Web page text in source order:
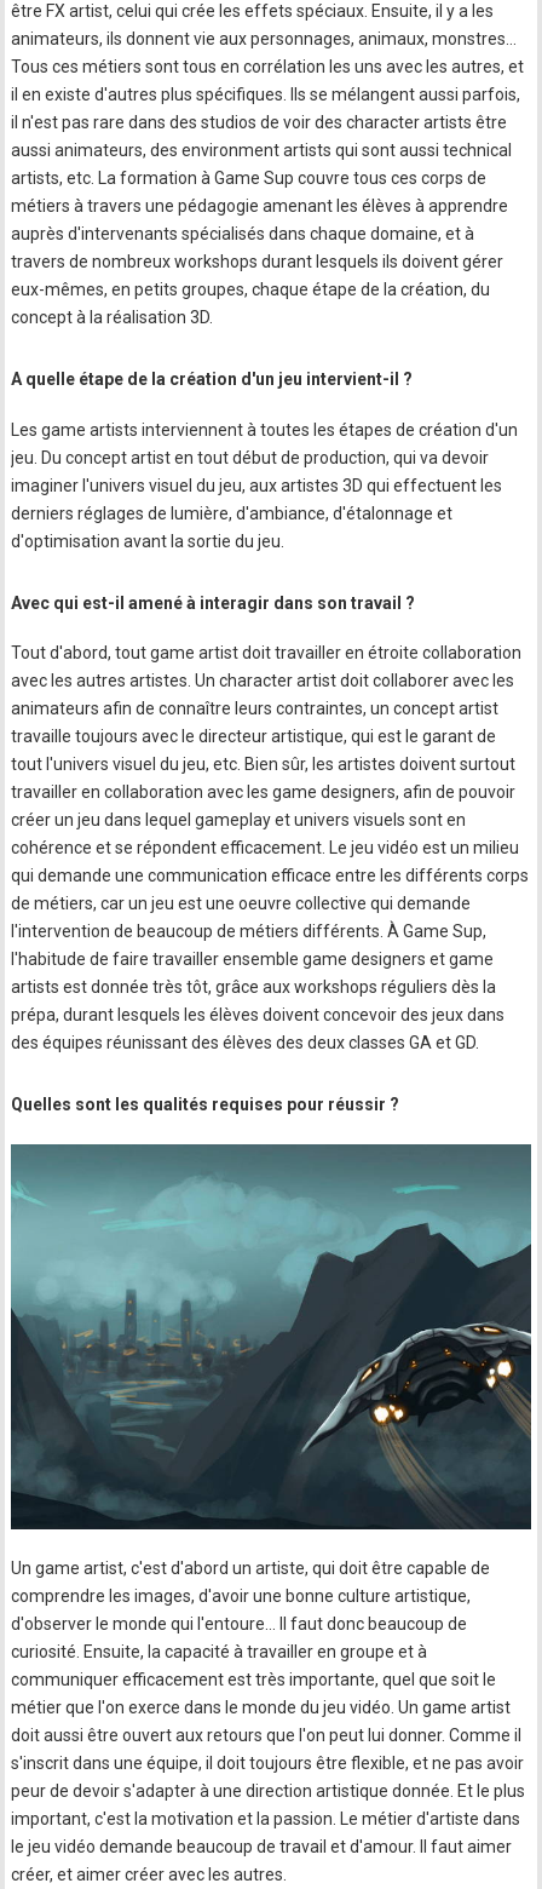
être FX artist, celui qui crée les effets spéciaux. Ensuite, il y a les
animateurs, ils donnent vie aux personnages, animaux, monstres…
Tous ces métiers sont tous en corrélation les uns avec les autres, et
il en existe d'autres plus spécifiques. Ils se mélangent aussi parfois,
il n'est pas rare dans des studios de voir des character artists être
aussi animateurs, des environment artists qui sont aussi technical
artists, etc. La formation à Game Sup couvre tous ces corps de
métiers à travers une pédagogie amenant les élèves à apprendre
auprès d'intervenants spécialisés dans chaque domaine, et à
travers de nombreux workshops durant lesquels ils doivent gérer
eux-mêmes, en petits groupes, chaque étape de la création, du
concept à la réalisation 3D.
A quelle étape de la création d'un jeu intervient-il ?
Les game artists interviennent à toutes les étapes de création d'un
jeu. Du concept artist en tout début de production, qui va devoir
imaginer l'univers visuel du jeu, aux artistes 3D qui effectuent les
derniers réglages de lumière, d'ambiance, d'étalonnage et
d'optimisation avant la sortie du jeu.
Avec qui est-il amené à interagir dans son travail ?
Tout d'abord, tout game artist doit travailler en étroite collaboration
avec les autres artistes. Un character artist doit collaborer avec les
animateurs afin de connaître leurs contraintes, un concept artist
travaille toujours avec le directeur artistique, qui est le garant de
tout l'univers visuel du jeu, etc. Bien sûr, les artistes doivent surtout
travailler en collaboration avec les game designers, afin de pouvoir
créer un jeu dans lequel gameplay et univers visuels sont en
cohérence et se répondent efficacement. Le jeu vidéo est un milieu
qui demande une communication efficace entre les différents corps
de métiers, car un jeu est une oeuvre collective qui demande
l'intervention de beaucoup de métiers différents. À Game Sup,
l'habitude de faire travailler ensemble game designers et game
artists est donnée très tôt, grâce aux workshops réguliers dès la
prépa, durant lesquels les élèves doivent concevoir des jeux dans
des équipes réunissant des élèves des deux classes GA et GD.
Quelles sont les qualités requises pour réussir ?
Un game artist, c'est d'abord un artiste, qui doit être capable de
comprendre les images, d'avoir une bonne culture artistique,
d'observer le monde qui l'entoure… Il faut donc beaucoup de
curiosité. Ensuite, la capacité à travailler en groupe et à
communiquer efficacement est très importante, quel que soit le
métier que l'on exerce dans le monde du jeu vidéo. Un game artist
doit aussi être ouvert aux retours que l'on peut lui donner. Comme il
s'inscrit dans une équipe, il doit toujours être flexible, et ne pas avoir
peur de devoir s'adapter à une direction artistique donnée. Et le plus
important, c'est la motivation et la passion. Le métier d'artiste dans
le jeu vidéo demande beaucoup de travail et d'amour. Il faut aimer
créer, et aimer créer avec les autres.